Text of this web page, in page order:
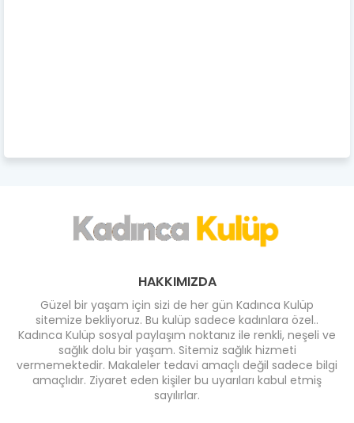
HAKKIMIZDA
Güzel bir yaşam için sizi de her gün Kadınca Kulüp
sitemize bekliyoruz. Bu kulüp sadece kadınlara özel..
Kadınca Kulüp sosyal paylaşım noktanız ile renkli, neşeli ve
sağlık dolu bir yaşam. Sitemiz sağlık hizmeti
vermemektedir. Makaleler tedavi amaçlı değil sadece bilgi
amaçlıdır. Ziyaret eden kişiler bu uyarıları kabul etmiş
sayılırlar.